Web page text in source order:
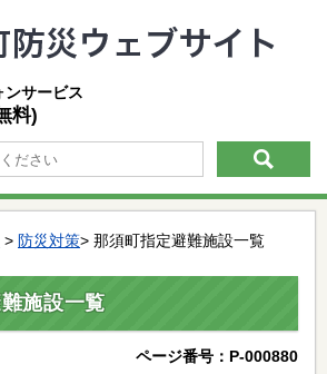
ンサービス
料)
> 防災対策> 那須町指定避難施設一覧
施設一覧
ページ番号：P-000880